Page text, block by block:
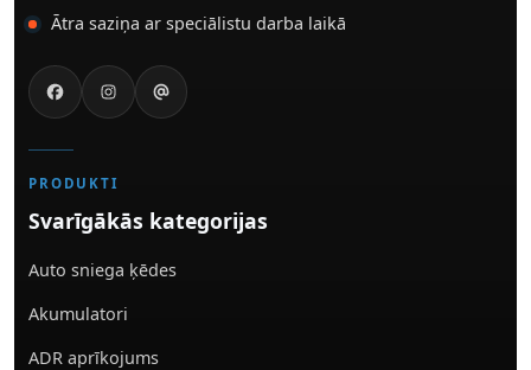
Ātra saziņa ar speciālistu darba laikā
PRODUKTI
Svarīgākās kategorijas
Auto sniega ķēdes
Akumulatori
ADR aprīkojums